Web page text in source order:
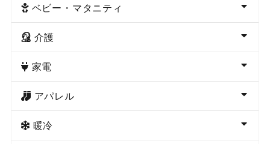
ベビー・マタニティ
介護
家電
アパレル
暖冷